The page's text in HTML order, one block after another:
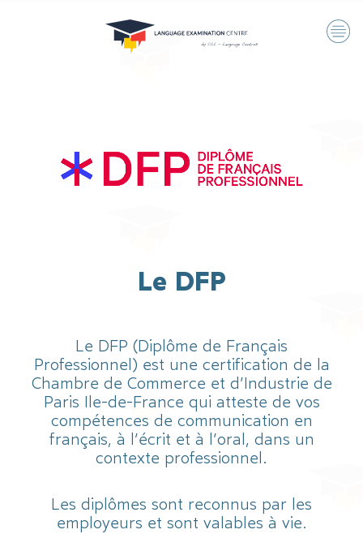
Le DFP
Le DFP (Diplôme de Français
Professionnel) est une certification de la
Chambre de Commerce et d’Industrie de
Paris Ile-de-France qui atteste de vos
compétences de communication en
français, à l’écrit et à l’oral, dans un
contexte professionnel.
Les diplômes sont reconnus par les
employeurs et sont valables à vie.